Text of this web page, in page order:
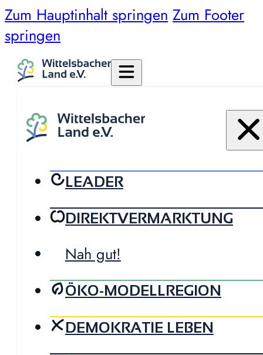
Zum Hauptinhalt springen Zum Footer
springen
LEADER
DIREKTVERMARKTUNG
Nah gut!
ÖKO-MODELLREGION
DEMOKRATIE LEBEN